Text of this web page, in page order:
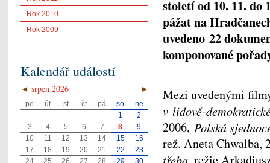
stoletíod 10. 11. do
pážat na
uvedeno 22
komponované
Mezi uvedenými
v lidově-
2006, Polská
rež. Aneta Chwalba,
Rok 2010
Rok 2009
Kalendář událostí
◄ ►
srpen 2026
po út st čt pá so
ne
1
2
3
4 5 6 7 8
9
10
11 12 13 14 15
16
17
18 19 20 21 22
23
24
25 26 27 28 29
30